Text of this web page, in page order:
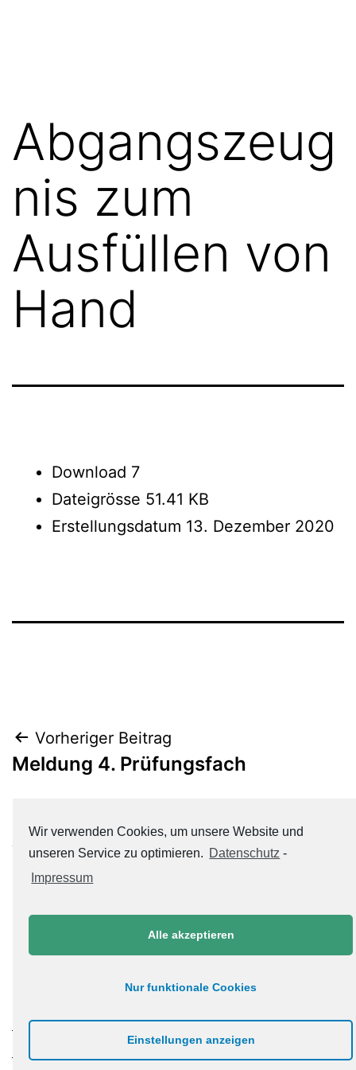
Abgangszeug
nis zum
Ausfüllen von
Hand
Download 7
Dateigrösse 51.41 KB
Erstellungsdatum 13. Dezember 2020
Beitrags-
Navigation
Vorheriger Beitrag
Meldung 4. Prüfungsfach
Abgangszeugnis zum Ausfüllen mit
PC
Datenschutzerklärung
Wir verwenden Cookies, um unsere Website und
unseren Service zu optimieren. Datenschutz -
Impressum
Alle akzeptieren
Nur funktionale Cookies
Einstellungen anzeigen